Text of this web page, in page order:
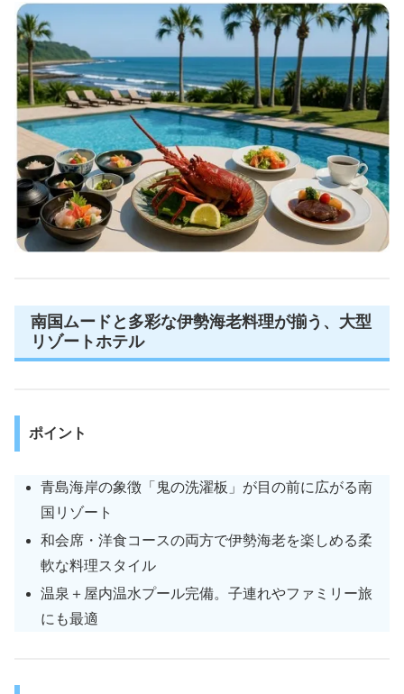
南国ムードと多彩な伊勢海老料理が揃う、大型
リゾートホテル
ポイント
青島海岸の象徴「鬼の洗濯板」が目の前に広がる南
国リゾート
和会席・洋食コースの両方で伊勢海老を楽しめる柔
軟な料理スタイル
温泉＋屋内温水プール完備。子連れやファミリー旅
にも最適